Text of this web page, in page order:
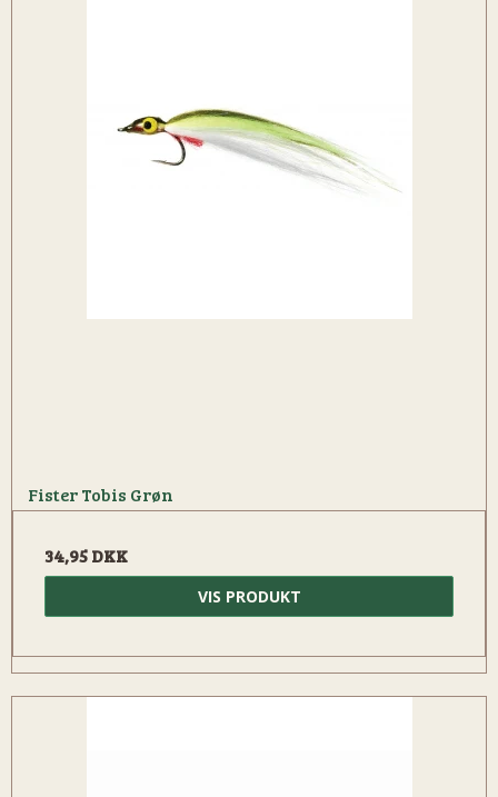
Fister Tobis Grøn
34,95 DKK
VIS PRODUKT